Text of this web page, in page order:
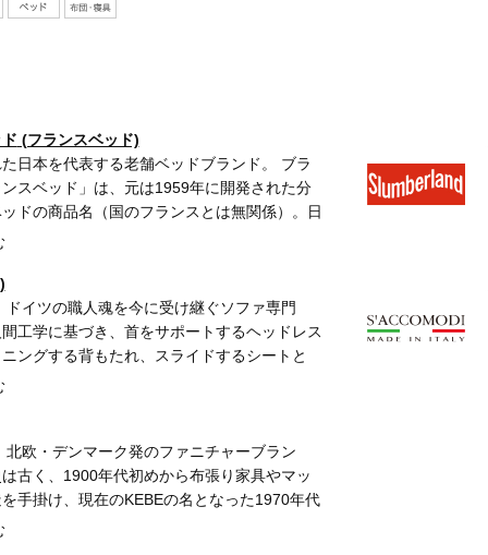
(フランスベッド)
日本を代表する老舗ベッドブランド。 ブラ
スベッド」は、元は1959年に開発された分
ドの商品名（国のフランスとは無関係）。日
情にマッチして大ヒット商品となり、以後も
製品を次々と開発。日本人の体型、生活スタ
追求した「日本人に合うベッド」を模索し続
国ホテルやホテルオークラなど日本を代表す
導入実績も多く、2000年以降はミラノサロー
る国際的な家具見本市にも積極的に出展。そ
ドイツの職人魂を今に受け継ぐソファ専門
間工学に基づき、首をサポートするヘッドレス
ニングする背もたれ、スライドするシートと
動きに合わせて変化する機能を搭載。1985
のヨーロッパのインテリア業界に衝撃を与え
搭載した製品がロングセラーを続け、現在で
ファのメーカーとしてグローバルに名高い。
ステムソファにありがちなデザイン軽視の傾向
には皆無だ。ドイツブランドらしいクラフト
北欧・デンマーク発のファニチャーブラン
は古く、1900年代初めから布張り家具やマッ
を手掛け、現在のKEBEの名となった1970年代
ームに布を張るスタイルの家具を専門に拡大